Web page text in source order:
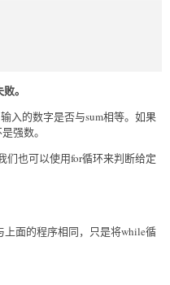
。
入的数字是否与sum相等。如果
强数。
们也可以使用for循环来判断给定
面的程序相同，只是将while循